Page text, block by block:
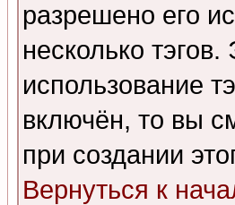
разрешено его
несколько
использование
включён, то вы
при создании
Вернуться к